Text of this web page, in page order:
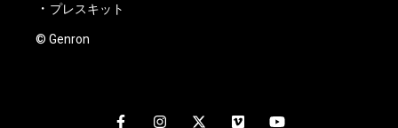
プレスキット
© Genron